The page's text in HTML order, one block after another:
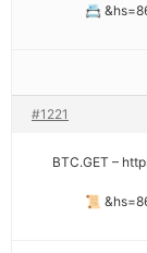
#1221
📜 + 0.75523032